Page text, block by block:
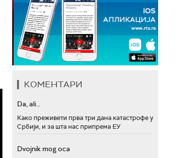
КОМЕНТАРИ
Da, ali...
Како преживети прва три дана катастрофе у
Србији, и за шта нас припрема ЕУ
Dvojnik mog oca